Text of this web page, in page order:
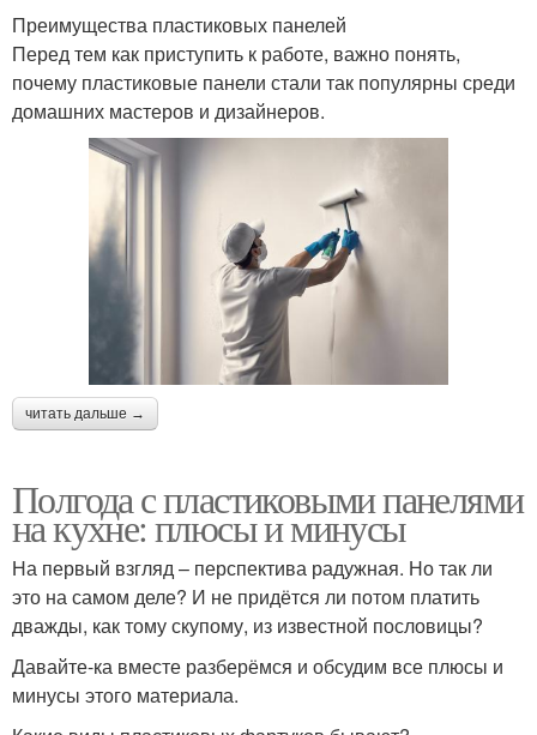
Преимущества пластиковых панелей
Перед тем как приступить к работе, важно понять,
почему пластиковые панели стали так популярны среди
домашних мастеров и дизайнеров.
читать дальше →
Полгода с пластиковыми панелями
на кухне: плюсы и минусы
На первый взгляд – перспектива радужная. Но так ли
это на самом деле? И не придётся ли потом платить
дважды, как тому скупому, из известной пословицы?
Давайте-ка вместе разберёмся и обсудим все плюсы и
минусы этого материала.